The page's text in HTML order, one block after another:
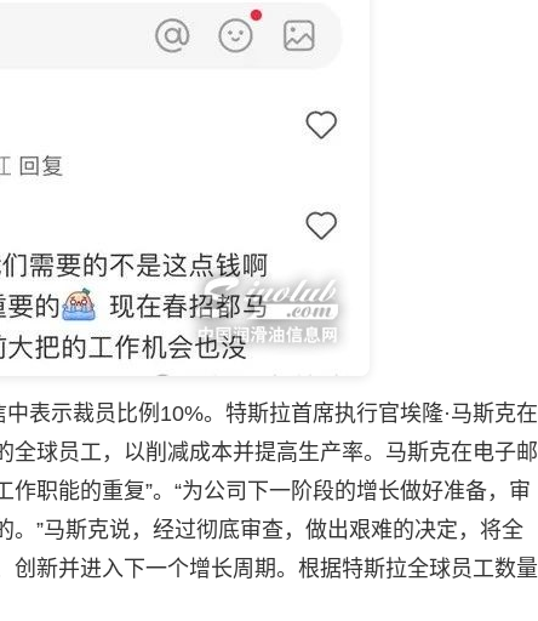
示裁员比例10%。特斯拉首席执行官埃隆·马斯克在
球员工，以削减成本并提高生产率。马斯克在电子邮
职能的重复”。“为公司下一阶段的增长做好准备，审
”马斯克说，经过彻底审查，做出艰难的决定，将全
新并进入下一个增长周期。根据特斯拉全球员工数量